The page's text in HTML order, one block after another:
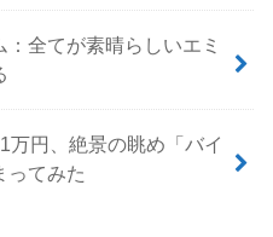
：全てが素晴らしいエミ
万円、絶景の眺め「バイ
ってみた